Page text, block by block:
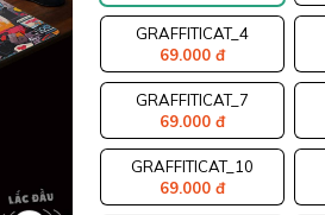
GRAFFITICAT_4
69.000 đ
GRAFFITICAT_7
69.000 đ
GRAFFITICAT_10
69.000 đ